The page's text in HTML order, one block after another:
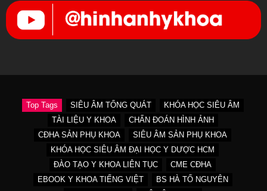
Top Tags SIÊU ÂM TỔNG QUÁT
KHÓA HỌC SIÊU ÂM
TÀI LIỆU Y KHOA
CHẨN ĐOÁN HÌNH ẢNH
CĐHA SẢN PHỤ KHOA
SIÊU ÂM SẢN PHỤ KHOA
KHÓA HỌC SIÊU ÂM ĐẠI HỌC Y DƯỢC HCM
ĐÀO TẠO Y KHOA LIÊN TỤC
CME CĐHA
EBOOK Y KHOA TIẾNG VIỆT
BS HÀ TỐ NGUYÊN